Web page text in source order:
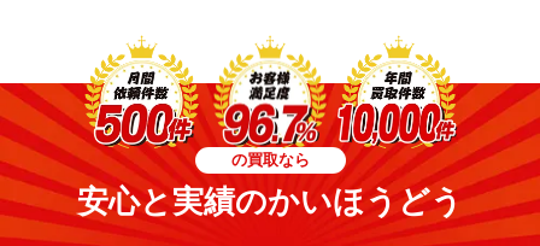
の買取なら
安心と実績のかいほうどう